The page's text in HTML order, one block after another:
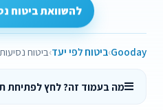
להשוואת ביטוח
Gooday ביטוח לפי יעד ביטוח
מה בעמוד זה? לחץ לפתיחת